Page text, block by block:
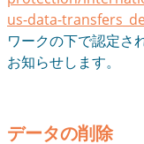
us-data-
ワークの下で認定さ
お知らせします。
データの削除